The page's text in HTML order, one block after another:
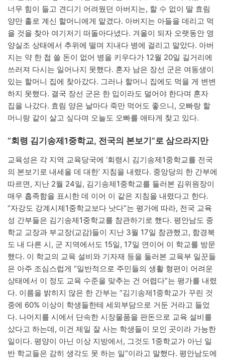
너무 힘이 들고 견디기 어려웠던 아버지는, 할 수 없이 딸 효림
양만 홀로 계신 할머니에게 맡겼다. 아버지는 아들을 데리고 먹
을 것을 찾아 여기저기 떠돌아다녔다. 겨울이 되자 오랫동안 영
양실조 상태에서 추위에 떨며 지내다 병에 걸리고 말았다. 아버
지는 약 한 첩 쓸 돈이 없어 병을 키우다가 12월 20일 길거리에
쓰러져 다시는 일어나지 못했다. 혼자 남은 장선 군은 여동생이
있는 할머니 집에 찾아갔다. 그러나 할머니 집에도 먹을 게 변변
하지 못했다. 결국 장선 군은 한 입이라도 덜어야 한다며 혼자
집을 나갔다. 효림 양은 날마다 죽만 먹어도 좋으니, 오빠랑 할
머니랑 같이 살고 싶다며 오늘도 오빠를 애타게 찾고 있다.
“회령 김기송제1중학교, 전국의 본보기”로 삼으라지만
교육성은 각 지역 교육당국에 ‘회령시 김기송제1중학교를 전국
의 본보기로 내세울 데 대한’ 지침을 내렸다. 중앙당의 한 간부에
따르면, 지난 2월 24일, 김기송제1중학교를 둘러본 김위원장이
매우 흡족함을 표시한 데 이어 이 같은 지침을 내렸다고 한다.
“자강도 강계시제1중학교보다 낫다”는 평가에 따라, 전국 교육
성 간부들은 김기송제1중학교를 참관하기로 했다. 평안남도 중
학교 교장과 부교장(교감)들이 지난 3월 17일 참관했고, 함경북
도 내 다른 시, 군 지역에서도 15일, 17일 연이어 이 학교를 방문
했다. 이 학교의 교육 설비와 기자재 등을 둘러본 교육부 일꾼들
은 아주 조심스럽게 “일반적으로 주민들의 생활 형편이 어려운
상태에서 이 정도 교육 수준을 맞추는 건 어렵다”는 평가를 내렸
다. 이름을 밝히지 않은 한 간부는 “김기송제1중학교가 꾸린 것
중에 60% 이상이 학생들한테 세외부담으로 거둔 거라고 들었
다. 나머지를 시에서 단속한 시장물품을 판돈으로 교육 설비를
샀다고 하는데, 이건 제일 잘 사는 학생들이 모인 곳이라 가능한
일이다. 평양이 아닌 이상 지방에서, 그것도 1중학교가 아닌 일
반 학교들은 감히 생각도 못 하는 일”이라고 말했다. 평안남도에